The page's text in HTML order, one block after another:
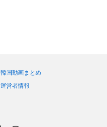
韓国動画まとめ
運営者情報